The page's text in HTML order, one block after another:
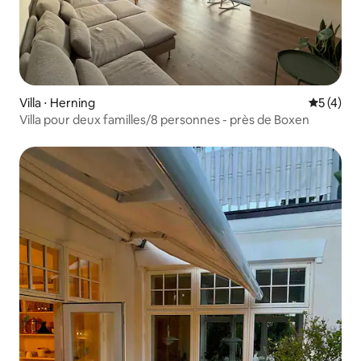
Villa ⋅ Herning
5 (4)
Villa pour deux familles/8 personnes - près de Boxen